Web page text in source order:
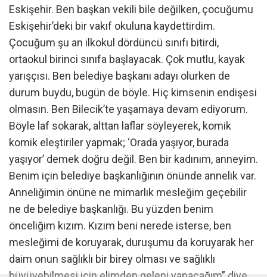
Eskişehir. Ben başkan vekili bile değilken, çocuğumu
Eskişehir’deki bir vakıf okuluna kaydettirdim.
Çocuğum şu an ilkokul dördüncü sınıfı bitirdi,
ortaokul birinci sınıfa başlayacak. Çok mutlu, kayak
yarışçısı. Ben belediye başkanı adayı olurken de
durum buydu, bugün de böyle. Hiç kimsenin endişesi
olmasın. Ben Bilecik’te yaşamaya devam ediyorum.
Böyle laf sokarak, alttan laflar söyleyerek, komik
komik eleştiriler yapmak; ‘Orada yaşıyor, burada
yaşıyor’ demek doğru değil. Ben bir kadınım, anneyim.
Benim için belediye başkanlığının önünde annelik var.
Anneliğimin önüne ne mimarlık mesleğim geçebilir
ne de belediye başkanlığı. Bu yüzden benim
önceliğim kızım. Kızım beni nerede isterse, ben
mesleğimi de koruyarak, duruşumu da koruyarak her
daim onun sağlıklı bir birey olması ve sağlıklı